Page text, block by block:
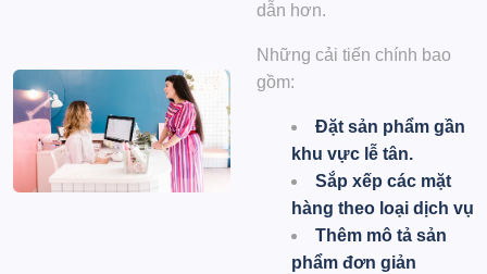
dẫn hơn.
Những cải tiến chính bao
gồm:
Đặt sản phẩm gần
khu vực lễ tân.
Sắp xếp các mặt
hàng theo loại dịch vụ
Thêm mô tả sản
phẩm đơn giản